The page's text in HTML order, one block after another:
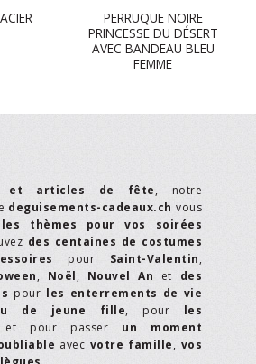
PERRUQUE NOIRE
PRINCESSE DU DÉSERT
AVEC BANDEAU BLEU
FEMME
et articles de fête, notre
deguisements-cadeaux.ch vous
thèmes pour vos soirées
des centaines de costumes
pour Saint-Valentin,
, Noël, Nouvel An et des
pour les enterrements de vie
de jeune fille, pour les
et pour passer un moment
avec votre famille, vos